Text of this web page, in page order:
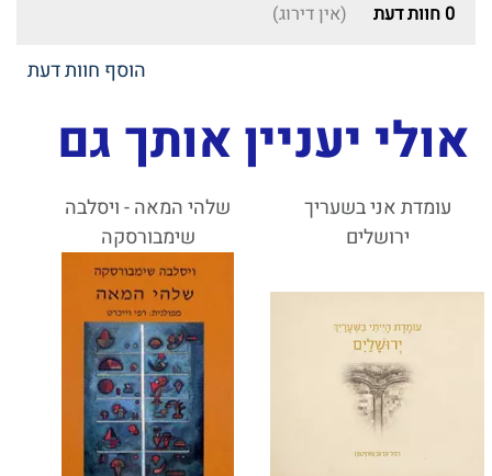
0 חוות דעת (אין דירוג)
הוסף חוות דעת
אולי יעניין אותך גם
עומדת אני בשעריך
ירושלים
שלהי המאה - ויסלבה
שימבורסקה